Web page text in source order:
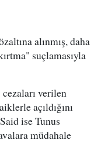
alınmış, daha
suçlamasıyla
verilen
açıldığını
ise Tunus
müdahale